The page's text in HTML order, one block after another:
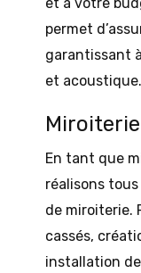
et à votre
permet
garantissant
et acoustique.
En tant que
réalisons
de miroiterie.
cassés,
installation